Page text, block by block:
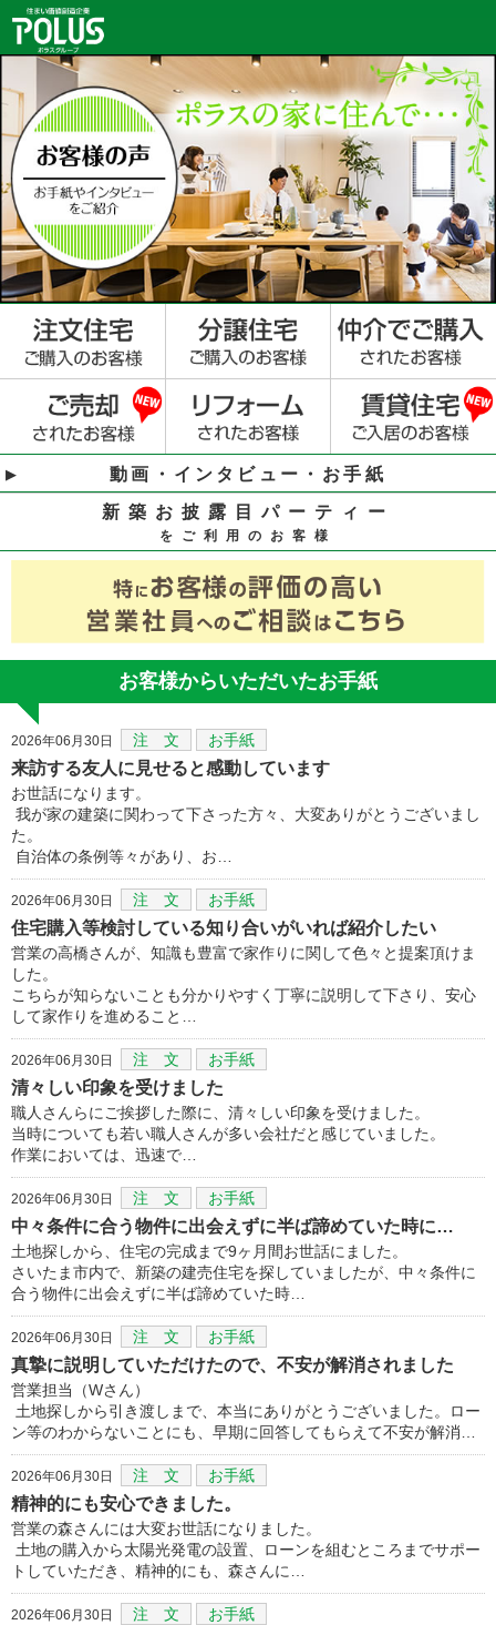
動画・インタビュー・お手紙
新築お披露目パーティー
をご利用のお客様
お客様からいただいたお手紙
2026年06月30日 注 文 お手紙
来訪する友人に見せると感動しています
お世話になります。
我が家の建築に関わって下さった方々、大変ありがとうございまし
た。
自治体の条例等々があり、お…
2026年06月30日 注 文 お手紙
住宅購入等検討している知り合いがいれば紹介したい
営業の高橋さんが、知識も豊富で家作りに関して色々と提案頂けま
した。
こちらが知らないことも分かりやすく丁寧に説明して下さり、安心
して家作りを進めること…
2026年06月30日 注 文 お手紙
清々しい印象を受けました
職人さんらにご挨拶した際に、清々しい印象を受けました。
当時についても若い職人さんが多い会社だと感じていました。
作業においては、迅速で…
2026年06月30日 注 文 お手紙
中々条件に合う物件に出会えずに半ば諦めていた時に…
土地探しから、住宅の完成まで9ヶ月間お世話にました。
さいたま市内で、新築の建売住宅を探していましたが、中々条件に
合う物件に出会えずに半ば諦めていた時…
2026年06月30日 注 文 お手紙
真摯に説明していただけたので、不安が解消されました
営業担当（Wさん）
土地探しから引き渡しまで、本当にありがとうございました。ロー
ン等のわからないことにも、早期に回答してもらえて不安が解消…
2026年06月30日 注 文 お手紙
精神的にも安心できました。
営業の森さんには大変お世話になりました。
土地の購入から太陽光発電の設置、ローンを組むところまでサポー
トしていただき、精神的にも、森さんに…
2026年06月30日 注 文 お手紙